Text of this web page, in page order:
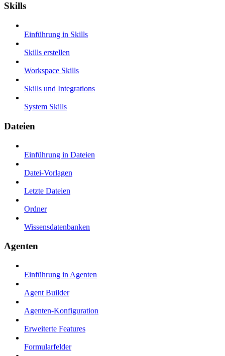
Skills
Einführung in Skills
Skills erstellen
Workspace Skills
Skills und Integrations
System Skills
Dateien
Einführung in Dateien
Datei-Vorlagen
Letzte Dateien
Ordner
Wissensdatenbanken
Agenten
Einführung in Agenten
Agent Builder
Agenten-Konfiguration
Erweiterte Features
Formularfelder